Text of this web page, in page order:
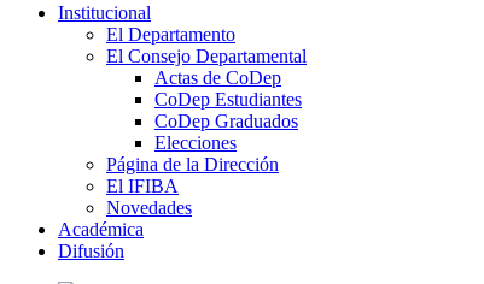
Institucional
El Departamento
El Consejo Departamental
Actas de CoDep
CoDep Estudiantes
CoDep Graduados
Elecciones
Página de la Dirección
El IFIBA
Novedades
Académica
Difusión